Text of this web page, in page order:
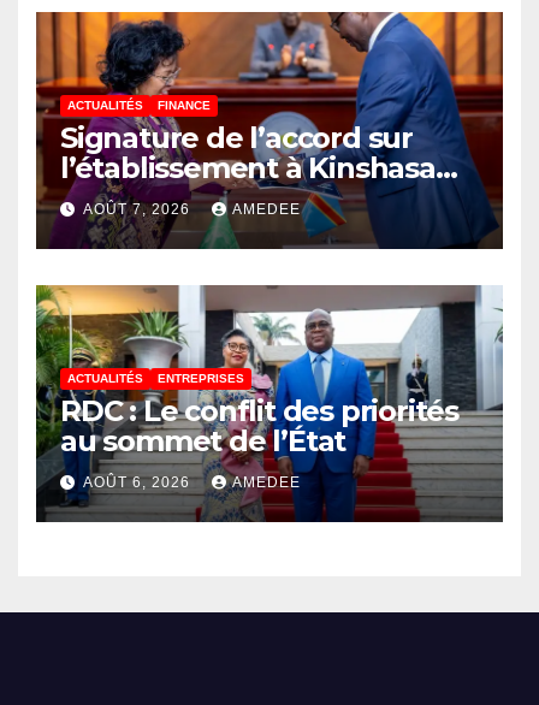
ACTUALITÉS FINANCE
Signature de l’accord sur
l’établissement à Kinshasa
du bureau-pays de l’Agence
de développement de
l’Union africaine–Nouveau
Partenariat pour le
développement de l’Afrique
(AUDA-NEPAD)
AOÛT 7, 2026 AMEDEE
ACTUALITÉS ENTREPRISES
RDC : Le conflit des priorités
au sommet de l’État
AOÛT 6, 2026 AMEDEE